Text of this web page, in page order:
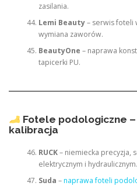
zasilania.
Lemi Beauty– serwis foteli
wymiana zaworów.
BeautyOne – naprawa
tapicerki PU.
Fotele podologiczne
kalibracja
RUCK– niemiecka precyzja,
elektrycznym i hydraulicznym.
Suda –naprawa foteli